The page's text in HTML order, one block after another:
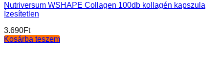
Nutriversum WSHAPE Collagen 100db kollagén kapszula
Ízesítetlen
3.690Ft
Kosárba teszem